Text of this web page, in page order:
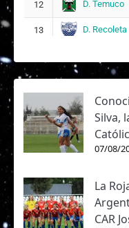
12 D. Temuco
13 D. Recoleta
Silva,
07/08/
La
CAR